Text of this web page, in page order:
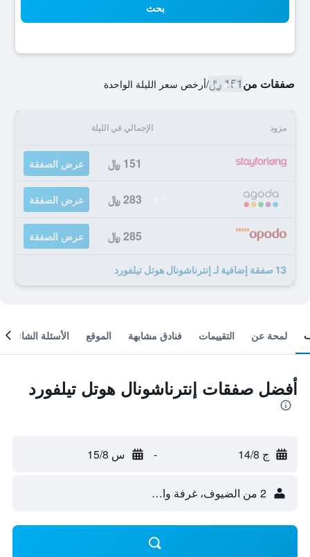
بحث
صفقات من151 ﷼ /أرخص سعر الليلة الواحدة
مزود الإجمالي في الليلة
151 ﷼ عرض الصفقة
283 ﷼ عرض الصفقة
285 ﷼ عرض الصفقة
13 صفقة إضافية لـ إنترناشونال هوتل تيلفورد
لمحة عن التقييمات فنادق مشابهة الموقع الأسئلة الشائعة
أفضل صفقات إنترناشونال هوتل تيلفورد
ج 14/8 - س 15/8
2 من الضيوف، غرفة واحدة